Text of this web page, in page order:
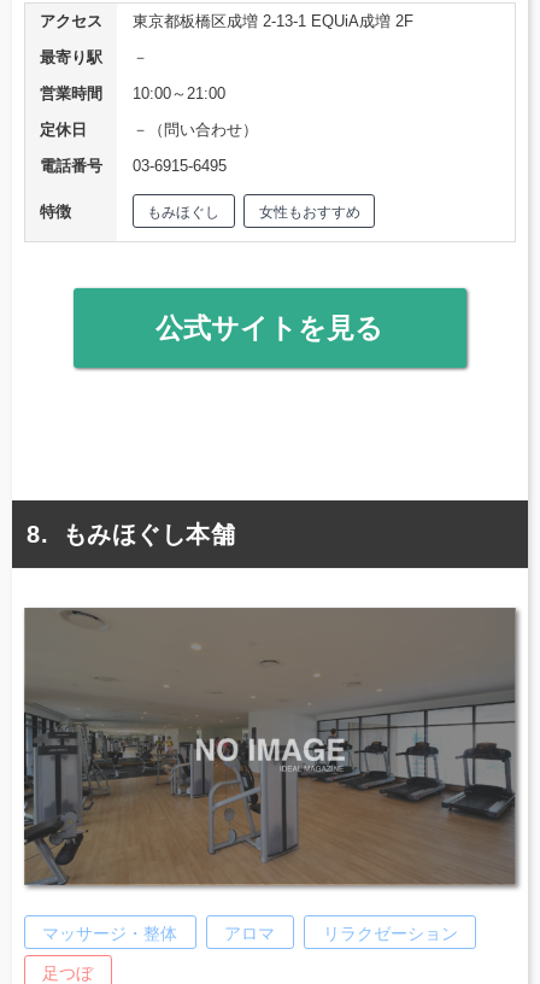
アクセス
東京都板橋区成増 2-13-1 EQUiA成増 2F
最寄り駅
－
営業時間
10:00～21:00
定休日
－（問い合わせ）
電話番号
03-6915-6495
特徴 もみほぐし 女性もおすすめ
公式サイトを見る
もみほぐし本舗
マッサージ・整体 アロマ リラクゼーション
足つぼ